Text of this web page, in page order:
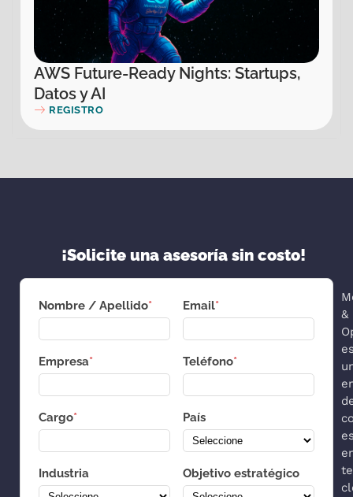
AWS Future-Ready Nights: Startups,
Datos y AI
REGISTRO
¡Solicite una asesoría sin costo!
Nombre / Apellido* Email*
Empresa* Teléfono*
Cargo* País
Industria Objetivo estratégico
&